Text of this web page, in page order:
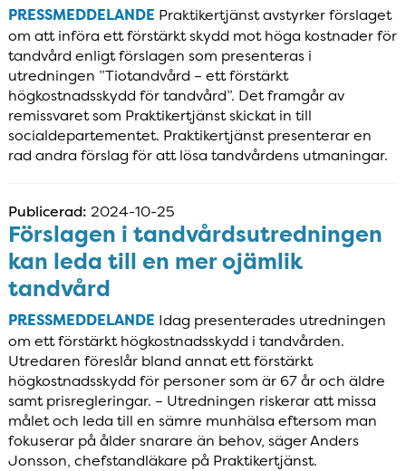
PRESSMEDDELANDE Praktikertjänst avstyrker förslaget
om att införa ett förstärkt skydd mot höga kostnader för
tandvård enligt förslagen som presenteras i
utredningen ”Tiotandvård – ett förstärkt
högkostnadsskydd för tandvård”. Det framgår av
remissvaret som Praktikertjänst skickat in till
socialdepartementet. Praktikertjänst presenterar en
rad andra förslag för att lösa tandvårdens utmaningar.
Publicerad: 2024-10-25
Förslagen i tandvårdsutredningen
kan leda till en mer ojämlik
tandvård
PRESSMEDDELANDE Idag presenterades utredningen
om ett förstärkt högkostnadsskydd i tandvården.
Utredaren föreslår bland annat ett förstärkt
högkostnadsskydd för personer som är 67 år och äldre
samt prisregleringar. – Utredningen riskerar att missa
målet och leda till en sämre munhälsa eftersom man
fokuserar på ålder snarare än behov, säger Anders
Jonsson, chefstandläkare på Praktikertjänst.